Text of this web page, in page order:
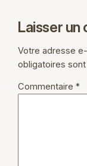
Laisser
Votre adresse
obligatoires
Commentaire*